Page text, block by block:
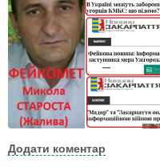
Додати коментар